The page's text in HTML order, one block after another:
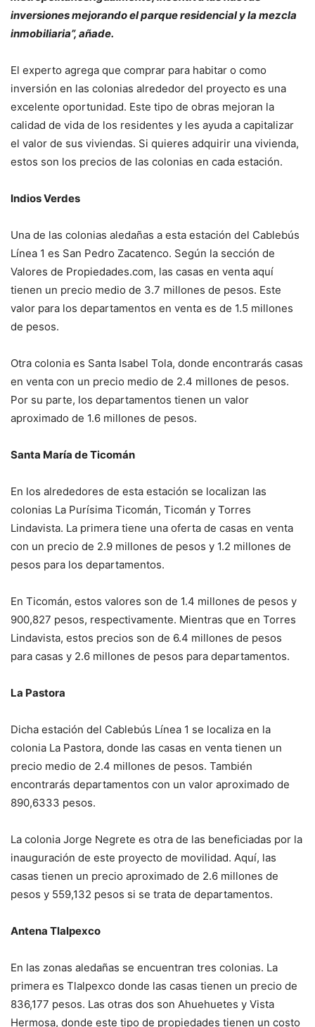
inversiones mejorando el parque residencial y la mezcla
inmobiliaria”, añade.
El experto agrega que comprar para habitar o como
inversión en las colonias alrededor del proyecto es una
excelente oportunidad. Este tipo de obras mejoran la
calidad de vida de los residentes y les ayuda a capitalizar
el valor de sus viviendas. Si quieres adquirir una vivienda,
estos son los precios de las colonias en cada estación.
Indios Verdes
Una de las colonias aledañas a esta estación del Cablebús
Línea 1 es San Pedro Zacatenco. Según la sección de
Valores de Propiedades.com, las casas en venta aquí
tienen un precio medio de 3.7 millones de pesos. Este
valor para los departamentos en venta es de 1.5 millones
de pesos.
Otra colonia es Santa Isabel Tola, donde encontrarás casas
en venta con un precio medio de 2.4 millones de pesos.
Por su parte, los departamentos tienen un valor
aproximado de 1.6 millones de pesos.
Santa María de Ticomán
En los alrededores de esta estación se localizan las
colonias La Purísima Ticomán, Ticomán y Torres
Lindavista. La primera tiene una oferta de casas en venta
con un precio de 2.9 millones de pesos y 1.2 millones de
pesos para los departamentos.
En Ticomán, estos valores son de 1.4 millones de pesos y
900,827 pesos, respectivamente. Mientras que en Torres
Lindavista, estos precios son de 6.4 millones de pesos
para casas y 2.6 millones de pesos para departamentos.
La Pastora
Dicha estación del Cablebús Línea 1 se localiza en la
colonia La Pastora, donde las casas en venta tienen un
precio medio de 2.4 millones de pesos. También
encontrarás departamentos con un valor aproximado de
890,6333 pesos.
La colonia Jorge Negrete es otra de las beneficiadas por la
inauguración de este proyecto de movilidad. Aquí, las
casas tienen un precio aproximado de 2.6 millones de
pesos y 559,132 pesos si se trata de departamentos.
Antena Tlalpexco
En las zonas aledañas se encuentran tres colonias. La
primera es Tlalpexco donde las casas tienen un precio de
836,177 pesos. Las otras dos son Ahuehuetes y Vista
Hermosa, donde este tipo de propiedades tienen un costo